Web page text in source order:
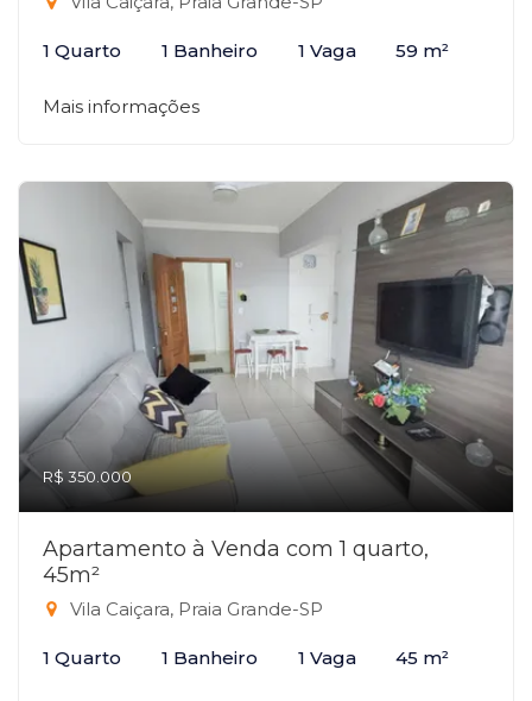
1 Quarto 1 Banheiro 1 Vaga 59 m²
Mais informações
R$ 350.000
Apartamento à Venda com 1 quarto,
45m²
Vila Caiçara, Praia Grande-SP
1 Quarto 1 Banheiro 1 Vaga 45 m²